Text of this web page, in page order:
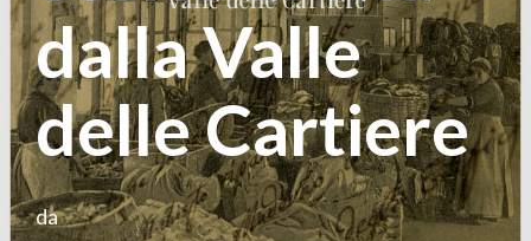
dalla Valle
delle Cartiere
da